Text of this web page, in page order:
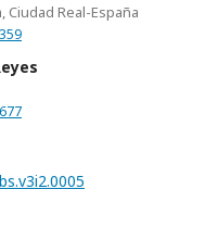
Ciudad Real-España